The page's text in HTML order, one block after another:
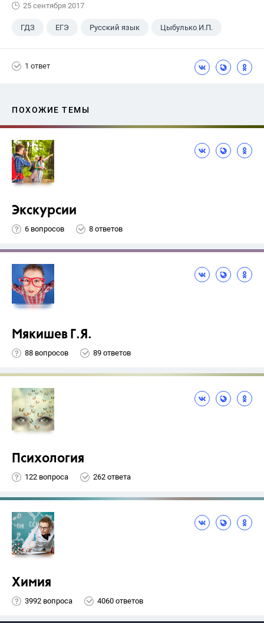
25 сентября 2017
ГДЗ ЕГЭ Русский язык Цыбулько И.П.
1 ответ
ПОХОЖИЕ ТЕМЫ
Экскурсии
6 вопросов 8 ответов
Мякишев Г.Я.
88 вопросов 89 ответов
Психология
122 вопроса 262 ответа
Химия
3992 вопроса 4060 ответов